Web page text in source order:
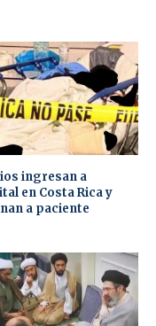
ingresan a
en Costa Rica y
a paciente